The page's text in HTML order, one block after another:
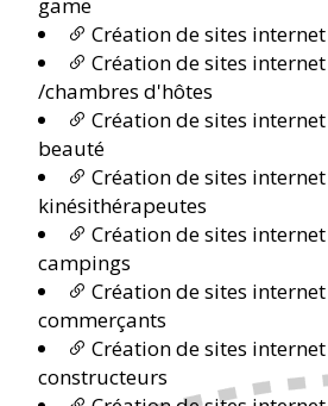
Création de sites
Création de sites
/chambres d'hôtes
Création de sites
beauté
Création de sites
kinésithérapeutes
Création de sites
campings
Création de sites
commerçants
Création de sites
constructeurs